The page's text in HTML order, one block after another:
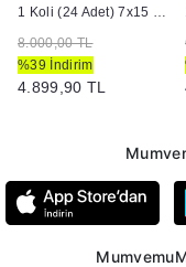
1 Koli (24 Adet) 7x15 cm Silindir Mum Beyaz
8.000,00 TL
%39 İndirim
4.899,90 TL